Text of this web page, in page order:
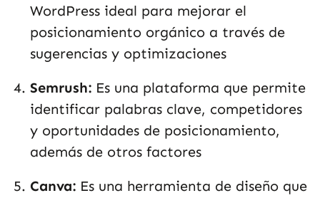
WordPress ideal para mejorar el
posicionamiento orgánico a través de
sugerencias y optimizaciones
Semrush: Es una plataforma que permite
identificar palabras clave, competidores
y oportunidades de posicionamiento,
además de otros factores
Canva: Es una herramienta de diseño que